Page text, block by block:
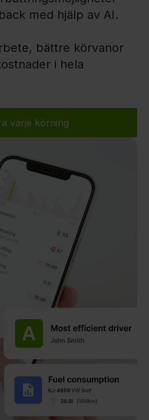
med hjälp av AI.
bättre körvanor
i hela
varje körning